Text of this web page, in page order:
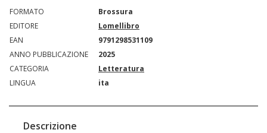
FORMATO
Brossura
EDITORE
Lomellibro
EAN
9791298531109
ANNO PUBBLICAZIONE
2025
CATEGORIA
Letteratura
LINGUA
ita
Descrizione